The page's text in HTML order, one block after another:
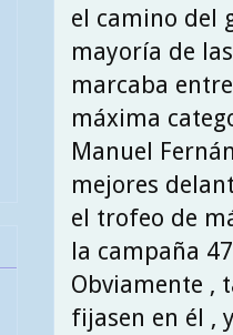
el camino del
mayoría de
marcaba
máxima
Manuel
mejores
el trofeo de
la campaña
Obviamente ,
fijasen en él ,